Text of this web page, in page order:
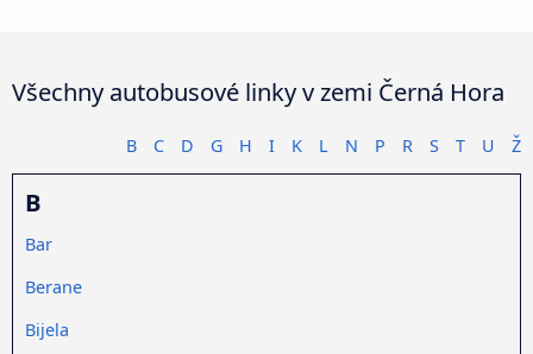
Všechny autobusové linky v zemi Černá Hora
B C D G H I K L N P R S T U Ž
B
Bar
Berane
Bijela